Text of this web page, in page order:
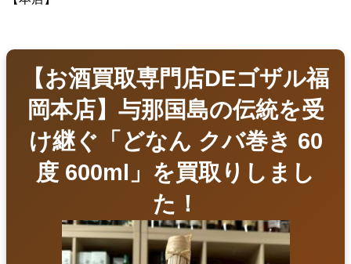
【お酒買取専門店DEゴザル福
岡本店】与那国島の伝統を受
け継ぐ「どなん クバ巻き 60
度 600ml」を買取りしまし
た！